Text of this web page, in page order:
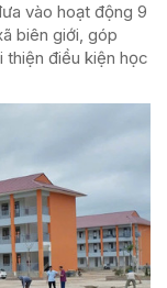
vào hoạt động 9
biên giới, góp
thiện điều kiện học